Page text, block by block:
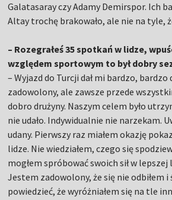
Galatasaray czy Adamy Demirspor. Ich
Altay trochę brakowało, ale nie na tyle,
– Rozegrałeś 35 spotkań w lidze,
względem sportowym to był dobry
– Wyjazd do Turcji dał mi bardzo, bardzo
zadowolony, ale zawsze przede
dobro drużyny. Naszym celem było
nie udało. Indywidualnie nie narzekam.
udany. Pierwszy raz miałem okazję
lidze. Nie wiedziałem, czego się
mogłem spróbować swoich sił w
Jestem zadowolony, że się nie odbiłem i
powiedzieć, że wyróżniałem się na tle